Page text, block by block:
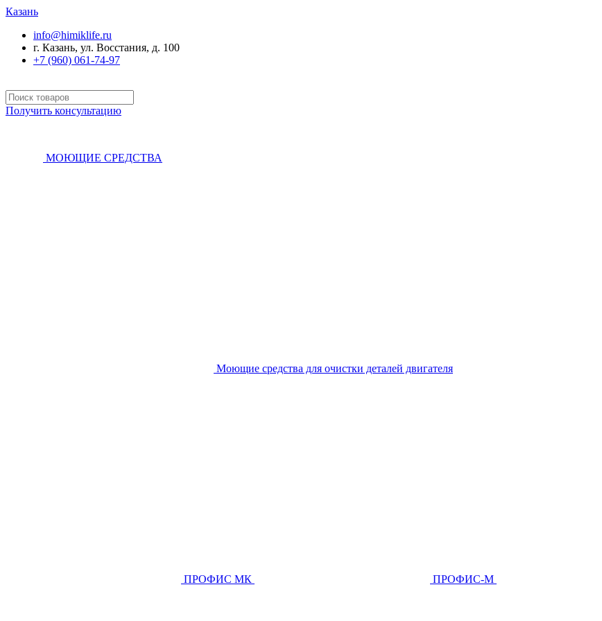
Казань
info@himiklife.ru
г. Казань, ул. Восстания, д. 100
+7 (960) 061-74-97
Получить консультацию
МОЮЩИЕ СРЕДСТВА
Моющие средства для очистки деталей двигателя
ПРОФИС МК ПРОФИС-М